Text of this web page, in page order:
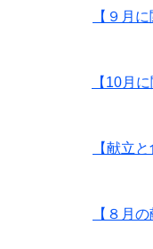
【９月
【10月
【献立
【８月の